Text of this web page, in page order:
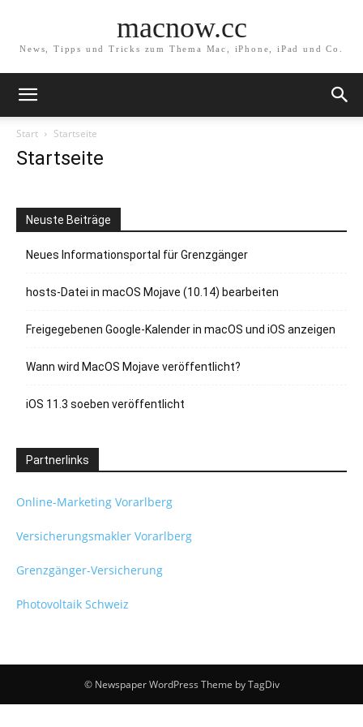
macnow.cc
News, Tipps und Tricks zum Thema Mac, iPhone, iPad und Co.
Start Startseite
Startseite
Neuste Beiträge
Neues Informationsportal für Grenzgänger
hosts-Datei in macOS Mojave (10.14) bearbeiten
Freigegebenen Google-Kalender in macOS und iOS anzeigen
Wann wird MacOS Mojave veröffentlicht?
iOS 11.3 soeben veröffentlicht
Partnerlinks
Online-Marketing Vorarlberg
Versicherungsmakler Vorarlberg
Grenzgänger-Versicherung
Photovoltaik Schweiz
© Newspaper WordPress Theme by TagDiv